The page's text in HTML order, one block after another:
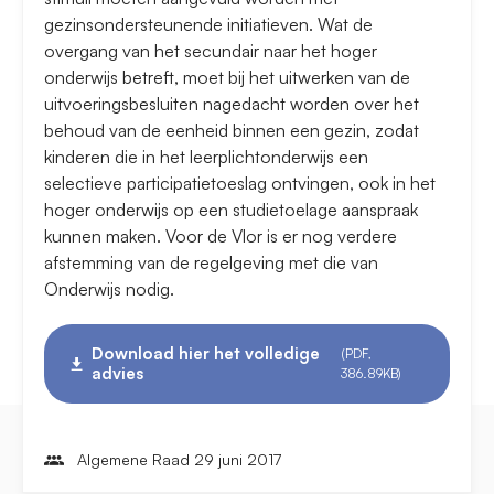
gezinsondersteunende initiatieven. Wat de
overgang van het secundair naar het hoger
onderwijs betreft, moet bij het uitwerken van de
uitvoeringsbesluiten nagedacht worden over het
behoud van de eenheid binnen een gezin, zodat
kinderen die in het leerplichtonderwijs een
selectieve participatietoeslag ontvingen, ook in het
hoger onderwijs op een studietoelage aanspraak
kunnen maken. Voor de Vlor is er nog verdere
afstemming van de regelgeving met die van
Onderwijs nodig.
Download hier het volledige
advies
(PDF,
386.89KB)
Algemene Raad 29 juni 2017